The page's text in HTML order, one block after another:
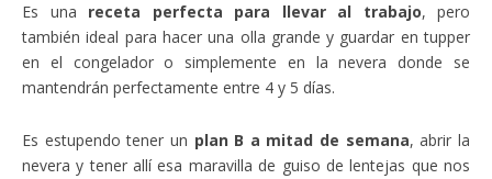
Es una receta perfecta para llevar al trabajo, pero
también ideal para hacer una olla grande y guardar en tupper
en el congelador o simplemente en la nevera donde se
mantendrán perfectamente entre 4 y 5 días.
Es estupendo tener un plan B a mitad de semana, abrir la
nevera y tener allí esa maravilla de guiso de lentejas que nos